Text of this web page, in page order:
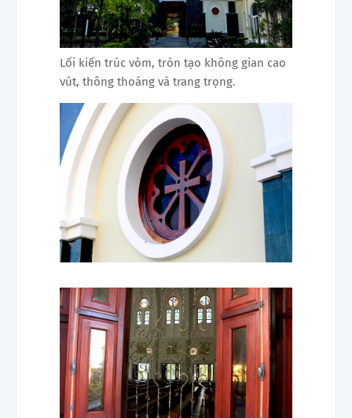
Lối kiến trúc vòm, tròn tạo không gian cao
vút, thông thoáng và trang trọng.